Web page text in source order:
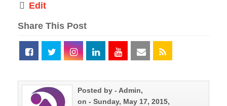
Edit
Share This Post
Posted by - Admin,
on - Sunday, May 17, 2015,